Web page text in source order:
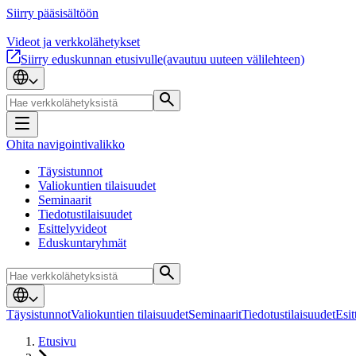
Siirry pääsisältöön
Videot ja verkkolähetykset
Siirry eduskunnan etusivulle(avautuu uuteen välilehteen)
Ohita navigointivalikko
Täysistunnot
Valiokuntien tilaisuudet
Seminaarit
Tiedotustilaisuudet
Esittelyvideot
Eduskuntaryhmät
TäysistunnotValiokuntien tilaisuudetSeminaaritTiedotustilaisuudet
Etusivu